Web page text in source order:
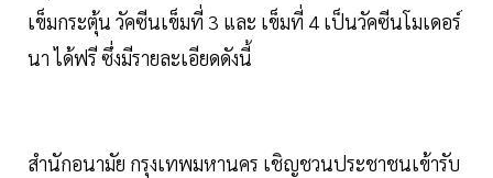
เข็มกระตุ้น วัคซีนเข็มที่ 3 และ เข็มที่ 4 เป็นวัคซีนโมเดอร์
นา ได้ฟรี ซึ่งมีรายละเอียดดังนี้
สำนักอนามัย กรุงเทพมหานคร เชิญชวนประชาชนเข้ารับ